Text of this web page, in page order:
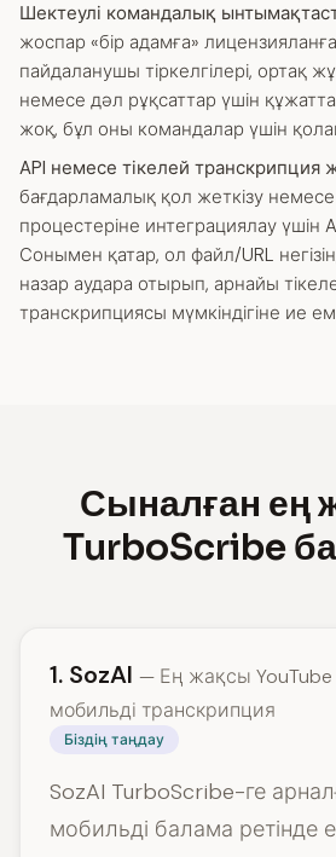
Шектеулі командалық
жоспар «бір адамға»
пайдаланушы тіркелгілері, ортақ
немесе дәл рұқсаттар үшін
жоқ, бұл оны командалар үшін
API немесе тікелей транскрипция
бағдарламалық қол жеткізу
процестеріне интеграциялау үшін
Сонымен қатар, ол файл/URL
назар аудара отырып, арнайы
транскрипциясы мүмкіндігіне ие
Сыналған ең
TurboScribe
1. SozAI — Ең жақсы
мобильді транскрипция
Біздің таңдау
SozAI TurboScribe-ге
мобильді балама ретінде